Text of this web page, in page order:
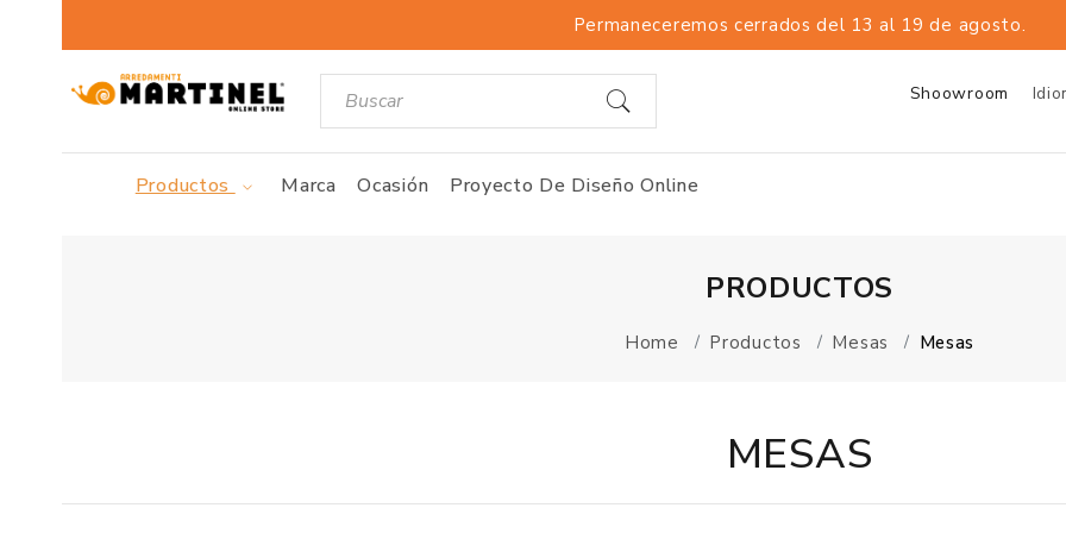
Permaneceremos cerrados del 13 al 19 de agosto.
Shoowroom
Productos Marca Ocasión Proyecto De Diseño Online
PRODUCTOS
Home Productos Mesas Mesas
MESAS